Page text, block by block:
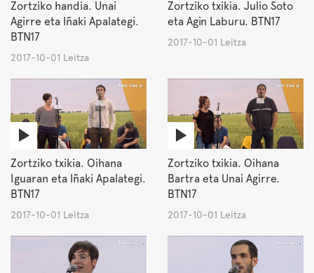
Zortziko handia. Unai
Agirre eta Iñaki Apalategi.
BTN17
2017-10-01 Leitza
Zortziko txikia. Julio Soto
eta Agin Laburu. BTN17
2017-10-01 Leitza
Zortziko txikia. Oihana
Iguaran eta Iñaki Apalategi.
BTN17
2017-10-01 Leitza
Zortziko txikia. Oihana
Bartra eta Unai Agirre.
BTN17
2017-10-01 Leitza